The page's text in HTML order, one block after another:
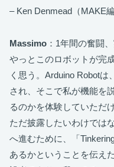
– Ken Denmead（MAKE
Massimo ：1年間の奮闘
やっとこのロボットが完
く思う。Arduino Robot
され、そこで私が機能を
るのかを体験していただ
ただ披露したいわけでは
へ進むために、「
あるかということを伝え